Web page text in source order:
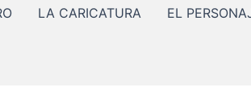
LA CARICATURA EL